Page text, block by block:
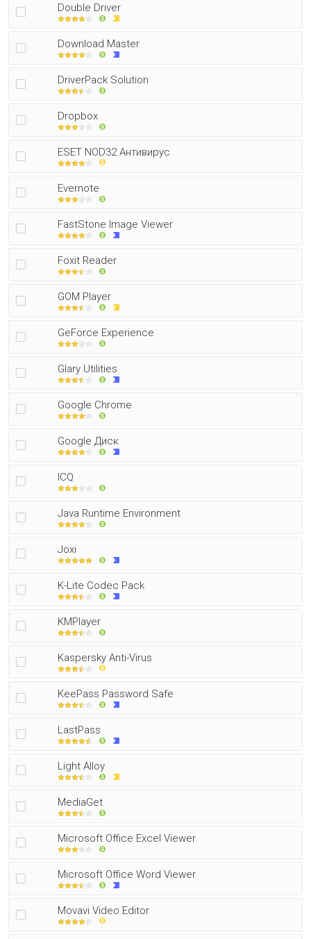
Double Driver
Download Master
DriverPack Solution
Dropbox
ESET NOD32 Антивирус
Evernote
FastStone Image Viewer
Foxit Reader
GOM Player
GeForce Experience
Glary Utilities
Google Chrome
Google Диск
ICQ
Java Runtime Environment
Joxi
K-Lite Codec Pack
KMPlayer
Kaspersky Anti-Virus
KeePass Password Safe
LastPass
Light Alloy
MediaGet
Microsoft Office Excel Viewer
Microsoft Office Word Viewer
Movavi Video Editor